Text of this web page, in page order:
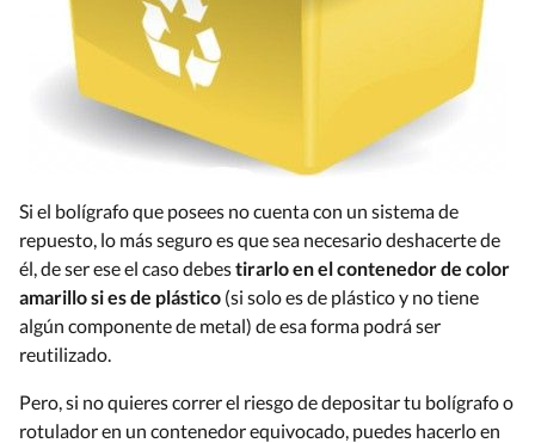
Si el bolígrafo que posees no cuenta con un sistema de
repuesto, lo más seguro es que sea necesario deshacerte de
él, de ser ese el caso debestirarlo en el contenedor de color
amarillo si es de plástico (si solo es de plástico y no tiene
algún componente de metal) de esa forma podrá ser
reutilizado.
Pero, si no quieres correr el riesgo de depositar tu bolígrafo o
rotulador en un contenedor equivocado, puedes hacerlo en